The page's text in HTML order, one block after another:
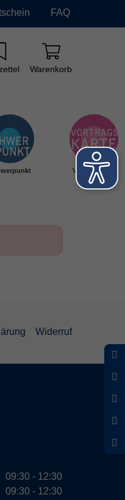
FAQ
Warenkorb
Vortragskarte
Widerruf
09:30 - 12:30
09:30 - 12:30